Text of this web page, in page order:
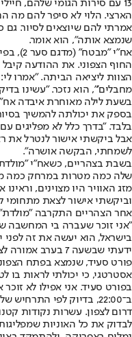
13 עם סירות הגומי שלהם,
הארצי. הלוי לא סיפר להם מה
אמרתי להם שיוצאים לסיור. גם
שנמצא אותה", הוא אומר.
אח"י
החוף הצפוני. את ההודעה
הצוות ליציאה הביתה. "אמרו
מחבלים'", הוא נזכר. "עשינו
בשעת לילה מאוחרת איבדה
בספק את יכולתה להמשיך
בלבד. "בדרך כלל לא מפליגים
אבל ביקשתי אישור לנטרל את
לשמחתי, הבקשה אושרה".
בשבת בצהריים, כשאח"י
שלה כמה מטרות במרחק כמה
מזג האוויר היו מצוינים,
וביקשתי אישור לצאת מתחומי
"אני זוכר שעברה בי המחשבה
בישראל, הוא יעשה את זה לפני
ידעתי שבשעה 7
פורט סעיד, שנמצא בפתח
אסטרטגי, כי יכולתי לראות בו
בפורט סעיד. אני אפילו לא
ב־22:00, בדיוק לפי
דרום לצפון. עשרות נקודות
לבדוק את כל האוניות